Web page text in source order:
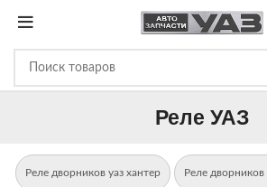
Реле УАЗ
Реле дворников уаз хантер Реле дворников